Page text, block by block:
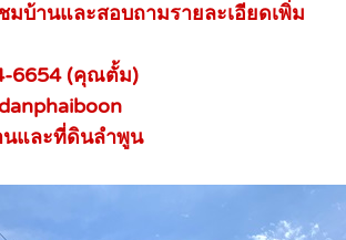
มบ้านและสอบถามรายละเอียดเพิ่ม
6654 (คุณตั้ม)
นและที่ดินลำพูน